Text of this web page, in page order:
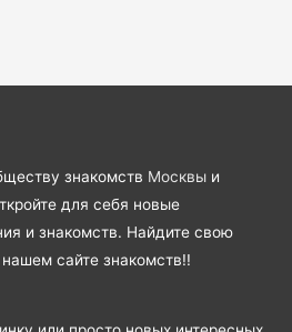
знакомств Москвы и
для себя новые
и знакомств. Найдите свою
сайте знакомств!!